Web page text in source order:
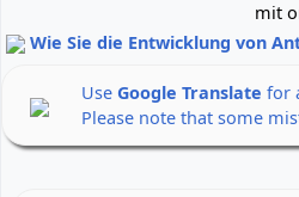
mit
Wie Sie die Entwicklung von
UseGoogle Translate for
Please note that some